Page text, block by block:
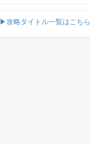
▶攻略タイトル一覧はこちら